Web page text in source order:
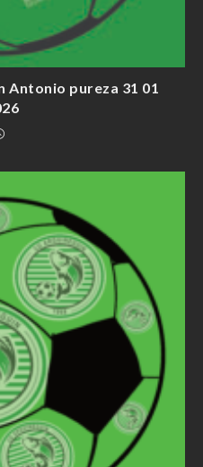
Antonio pureza 31 01